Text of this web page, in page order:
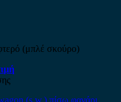
(μπλέ σκούρο)